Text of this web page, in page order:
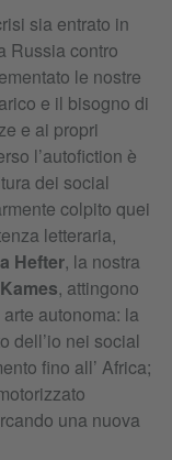
sia entrato in
Russia contro
le nostre
e il bisogno di
e ai propri
l’autofiction è
dei social
colpito quei
letteraria,
Hefter, la nostra
, attingono
autonoma: la
dell’io nei social
fino all’ Africa;
una nuova